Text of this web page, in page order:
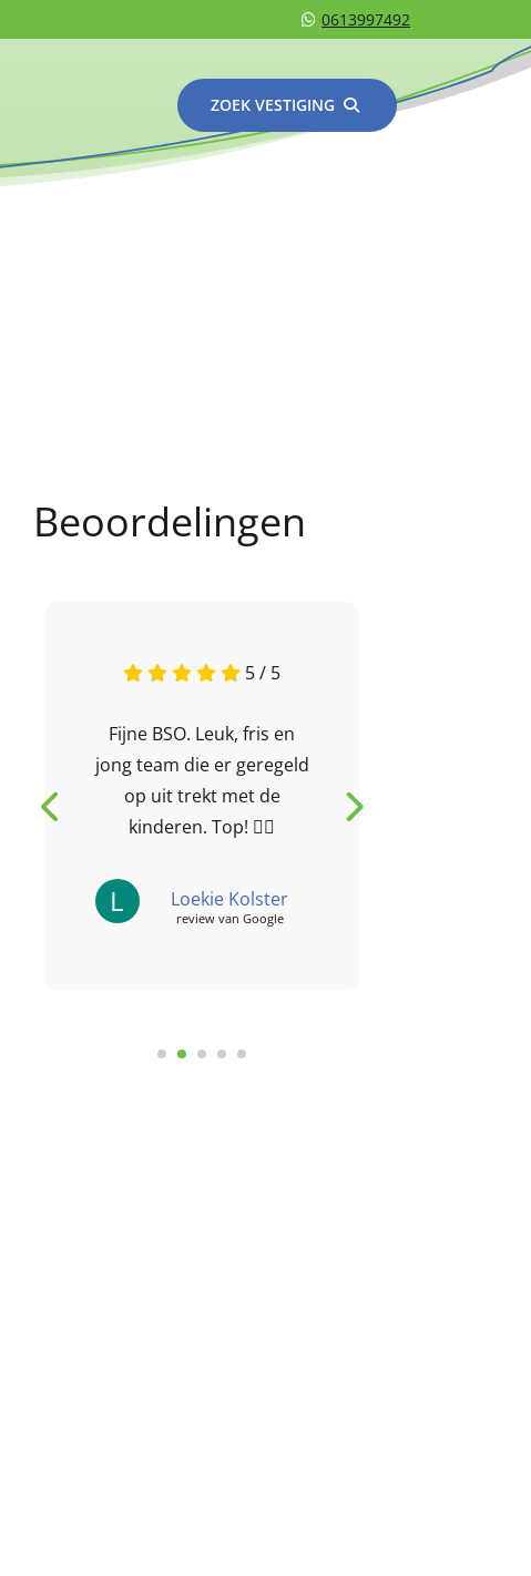
0613997492
ZOEK VESTIGING
Beoordelingen
5 / 5
Fijne BSO. Leuk, fris en
jong team die er geregeld
op uit trekt met de
kinderen. Top! 👍🏻
L Loekie Kolster
review van Google